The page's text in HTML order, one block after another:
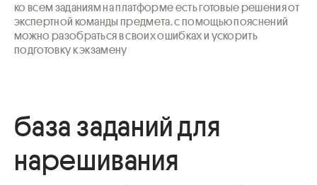
ко всем заданиям на платформе есть готовые решения от
экспертной команды предмета. с помощью пояснений
можно разобраться в своих ошибках и ускорить
подготовку к экзамену
база заданий для
нарешивания